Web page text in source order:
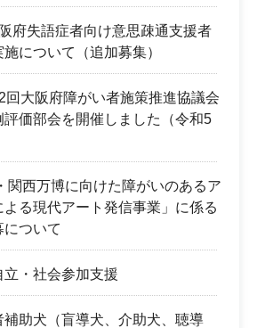
府失語症者向け意思疎通支援者
について（追加募集）
回大阪府障がい者施策推進協議会
評価部会を開催しました（令和5
関西万博に向けた障がいのあるア
よる現代アート発信事業」に係る
ついて
立・社会参加支援
補助犬（盲導犬、介助犬、聴導